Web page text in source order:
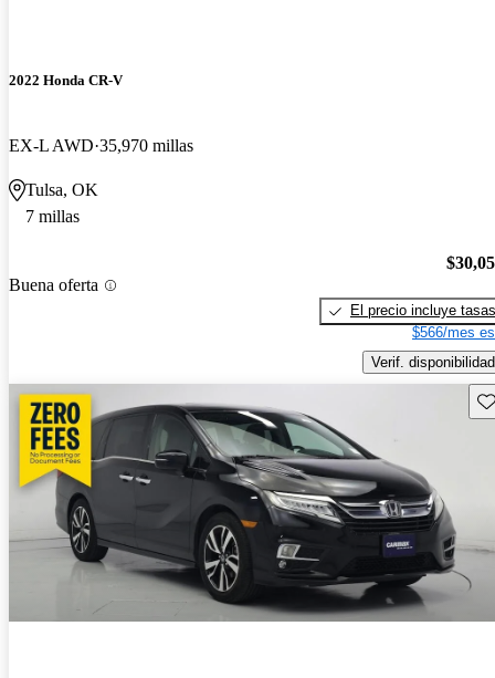
2022 Honda CR-V
EX-L AWD 35,970 millas
Tulsa, OK
7 millas
Buena oferta
El precio incluye tasas
$566/mes
Verif. disponibilidad